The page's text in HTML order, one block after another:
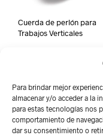
Para brindar mejor
almacenar y/o acceder a la
para estas tecnologías nos
comportamiento de
dar su consentimiento o
Cuerda de perlón para
Trabajos Verticales